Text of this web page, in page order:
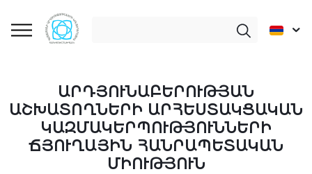
ԱՐԴՅՈՒՆԱԲԵՐՈՒԹՅԱՆ
ԱՇԽԱՏՈՂՆԵՐԻ ԱՐՀԵՍՏԱԿՑԱԿԱՆ
ԿԱԶՄԱԿԵՐՊՈՒԹՅՈՒՆՆԵՐԻ
ՃՅՈՒՂԱՅԻՆ ՀԱՆՐԱՊԵՏԱԿԱՆ
ՄԻՈՒԹՅՈՒՆ